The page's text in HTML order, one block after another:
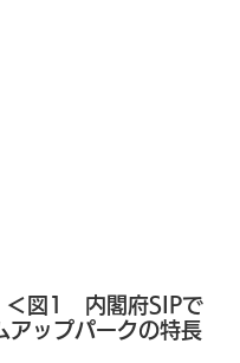
＜図1　内閣府SIPで
アップパークの特長